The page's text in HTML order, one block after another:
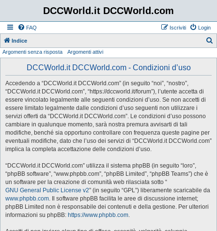
DCCWorld.it DCCWorld.com
FAQ Login
Iscriviti
Indice
Argomenti senza risposta Argomenti attivi
DCCWorld.it DCCWorld.com - Condizioni d’uso
Accedendo a “DCCWorld.it DCCWorld.com” (in seguito “noi”, “nostro”,
“DCCWorld.it DCCWorld.com”, “https://dccworld.it/forum”), l’utente accetta di
essere vincolato legalmente alle seguenti condizioni d’uso. Se non accetti di
essere limitato legalmente dalle condizioni d’uso seguenti non utilizzare i
servizi offerti da “DCCWorld.it DCCWorld.com”. Le condizioni d’uso possono
cambiare in qualunque momento, sarà nostra premura avvisarti di tali
modifiche, benché sia opportuno controllare con frequenza queste pagine per
eventuali modifiche, dato che l’uso dei servizi di “DCCWorld.it DCCWorld.com”
implica la completa accettazione delle condizioni d’uso.
“DCCWorld.it DCCWorld.com” utilizza il sistema phpBB (in seguito “loro”,
“phpBB software”, “www.phpbb.com”, “phpBB Limited”, “phpBB Teams”) che è
un software per la creazione di comunità web rilasciata sotto “
GNU General Public License v2” (in seguito “GPL”) liberamente scaricabile da
www.phpbb.com. Il software phpBB facilita le aree di discussione internet;
phpBB Limited non è responsabile dei contenuti e della gestione. Per ulteriori
informazioni su phpBB: https://www.phpbb.com.